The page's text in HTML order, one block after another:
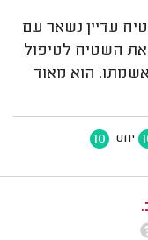
עדיין נשאר עם
את השטיח לטיפול
אשמתו. הוא מאוד
יחס 10